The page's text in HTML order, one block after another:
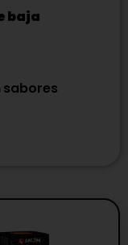
baja
sabores